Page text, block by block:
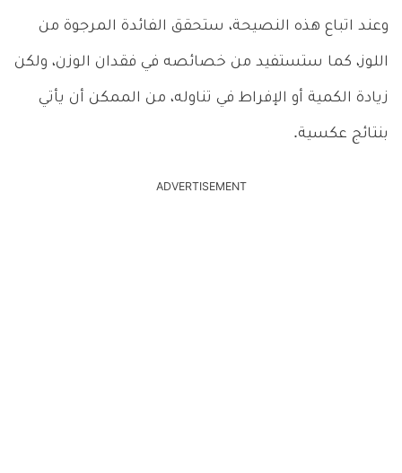
وعند اتباع هذه النصيحة، ستحقق الفائدة المرجوة من
اللوز، كما ستستفيد من خصائصه في فقدان الوزن، ولكن
زيادة الكمية أو الإفراط في تناوله، من الممكن أن يأتي
بنتائج عكسية.
ADVERTISEMENT